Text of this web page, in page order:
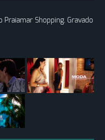
Shopping. Gravado